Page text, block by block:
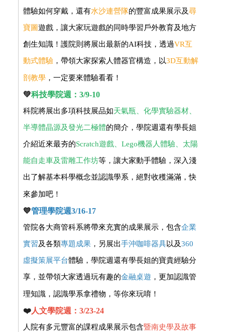
體驗如何穿戴，還有水沙連營隊的豐富成果展示及尋
寶圖遊戲，讓大家玩遊戲的同時學習戶外教育及地方
創生知識！護院則將展出最新的AI科技，透過VR互
動式體驗 ，帶領大家探索人體器官構造，以3D互動解
剖教學 ，一定要來體驗看看！
💚科技學院週：3/9-10
科院將展出多項科技展品如天氣瓶、化學實驗器材、
半導體晶源及發光二極體的簡介，學院週還有學長姐
介紹近來最夯的Scratch遊戲、Lego機器人體驗、太陽
能自走車及雷雕工作坊等，讓大家動手體驗，深入淺
出了解基本科學概念並認識學系，絕對收穫滿滿，快
來參加吧！
💙管理學院週3/16-17
管院各大商管科系將帶來充實的成果展示，包含企業
實習及各類專題成果 ，另展出手沖咖啡器具以及360
虛擬策展平台體驗，學院週還有學長姐的寶貴經驗分
享，並帶領大家透過玩有趣的金融桌遊 ，更加認識管
理知識，認識學系拿禮物，等你來玩唷！
❤️人文學院週：3/23-24
人院有多元豐富的課程成果展示包含暨南史學及故事